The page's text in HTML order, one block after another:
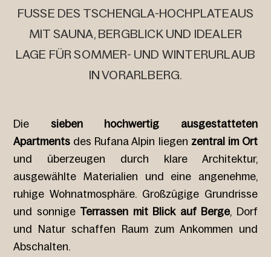
FUSSE DES TSCHENGLA-HOCHPLATEAUS M
IT SAUNA, BERGBLICK UND IDEALER L
AGE FÜR SOMMER- UND WINTERURLAUB I
N VORARLBERG.
Die sieben hochwertig ausgestatteten
Apartments des Rufana Alpin liegen zentral im Ort
und überzeugen durch klare Architektur,
ausgewählte Materialien und eine angenehme,
ruhige Wohnatmosphäre. Großzügige Grundrisse
und sonnige Terrassen mit Blick auf Berge, Dorf
und Natur schaffen Raum zum Ankommen und
Abschalten.